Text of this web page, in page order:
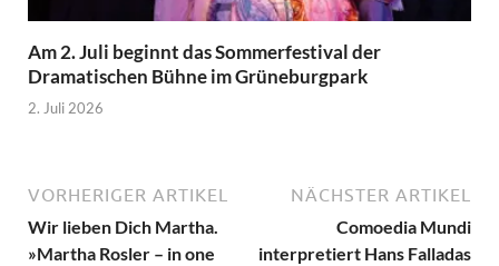
Am 2. Juli beginnt das Sommerfestival der
Dramatischen Bühne im Grüneburgpark
2. Juli 2026
VORHERIGER ARTIKEL
Wir lieben Dich Martha.
»Martha Rosler – in one
NÄCHSTER ARTIKEL
Comoedia Mundi
interpretiert Hans Falladas